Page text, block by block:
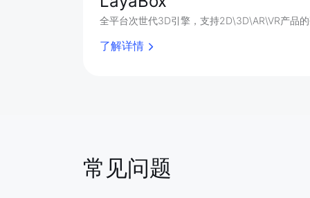
全平台次世代3D引擎，支持2D\3D\AR\VR产品
了解详情
常见问题